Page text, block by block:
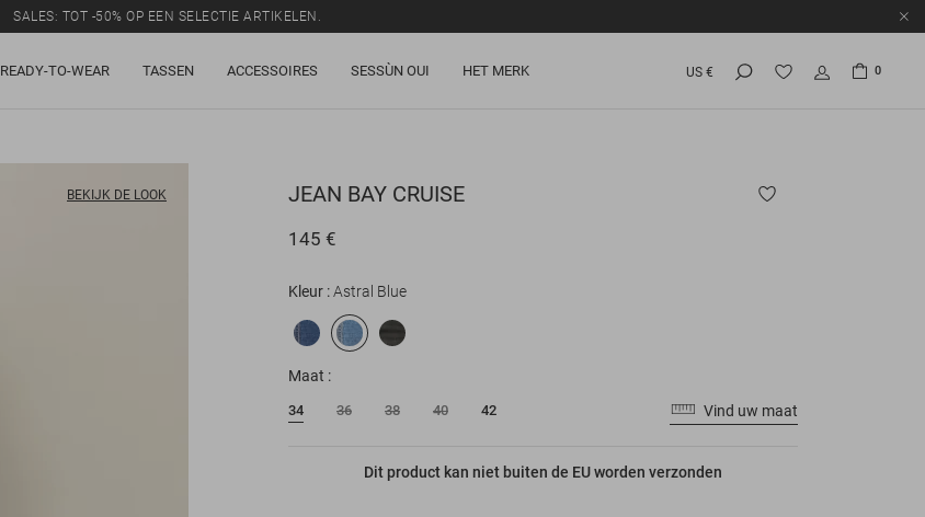
SALES: TOT -50% OP EEN SELECTIE ARTIKELEN.
READY-TO-WEAR TASSEN ACCESSOIRES SESSÙN OUI HET MERK US € 0
BEKIJK DE LOOK JEAN BAY CRUISE
145 €
Kleur Astral Blue
Maat
34 36 38 40 42 Vind uw maat
Dit product kan niet buiten de EU worden verzonden